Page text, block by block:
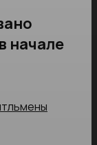
начале